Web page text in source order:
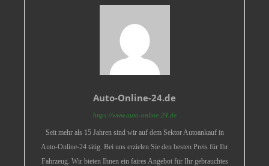
Auto-Online-24.de
https://www.auto-online-24.de
Seit mehr als 15 Jahren sind wir auf dem Sektor Autoankauf in
Auto-Online-24 tätig. Bei uns erzielen Sie den besten Preis für Ihr
Fahrzeug. Wir bieten Ihnen ein faires Angebot für Ihr gebrauchtes